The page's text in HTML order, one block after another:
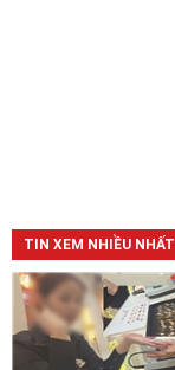
TIN XEM NHIỀU NHẤT